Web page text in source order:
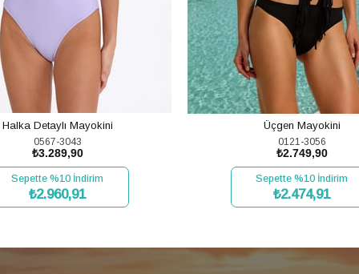
Halka Detaylı Mayokini
0567-3043
₺3.289,90
Sepette %10 İndirim
₺2.960,91
Üçgen Mayokini
0121-3056
₺2.749,90
Sepette %10 İndirim
₺2.474,91
SEPETE EKLE